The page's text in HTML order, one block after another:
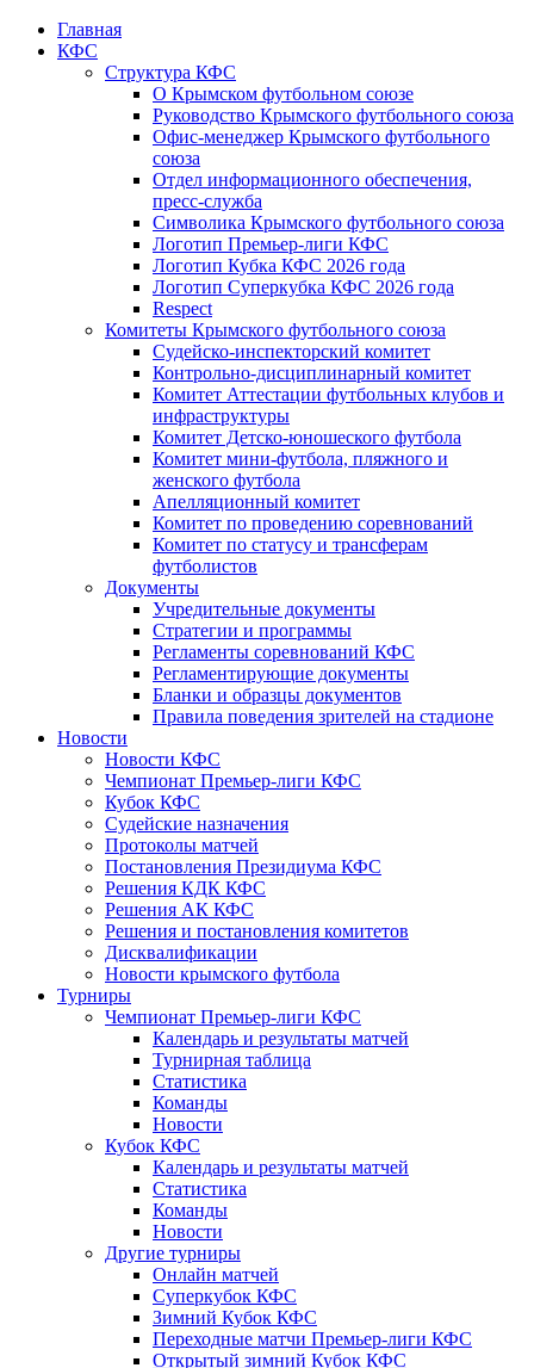
Главная
КФС
Структура КФС
О Крымском футбольном союзе
Руководство Крымского футбольного союза
Офис-менеджер Крымского футбольного
союза
Отдел информационного обеспечения,
пресс-служба
Символика Крымского футбольного союза
Логотип Премьер-лиги КФС
Логотип Кубка КФС 2026 года
Логотип Суперкубка КФС 2026 года
Respect
Комитеты Крымского футбольного союза
Судейско-инспекторский комитет
Контрольно-дисциплинарный комитет
Комитет Аттестации футбольных клубов и
инфраструктуры
Комитет Детско-юношеского футбола
Комитет мини-футбола, пляжного и
женского футбола
Апелляционный комитет
Комитет по проведению соревнований
Комитет по статусу и трансферам
футболистов
Документы
Учредительные документы
Стратегии и программы
Регламенты соревнований КФС
Регламентирующие документы
Бланки и образцы документов
Правила поведения зрителей на стадионе
Новости
Новости КФС
Чемпионат Премьер-лиги КФС
Кубок КФС
Судейские назначения
Протоколы матчей
Постановления Президиума КФС
Решения КДК КФС
Решения АК КФС
Решения и постановления комитетов
Дисквалификации
Новости крымского футбола
Турниры
Чемпионат Премьер-лиги КФС
Календарь и результаты матчей
Турнирная таблица
Статистика
Команды
Новости
Кубок КФС
Календарь и результаты матчей
Статистика
Команды
Новости
Другие турниры
Онлайн матчей
Суперкубок КФС
Зимний Кубок КФС
Переходные матчи Премьер-лиги КФС
Открытый зимний Кубок КФС